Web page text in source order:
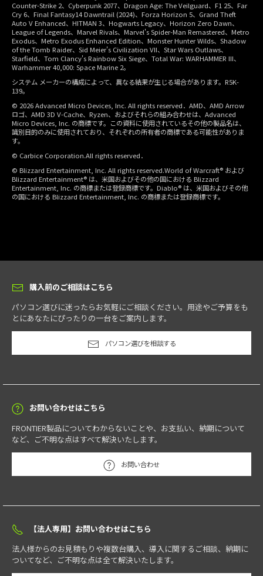
Counter-Strike 2、Cyberpunk 2077、Dragon Age: The Veilguard、F1 25、Far
Cry 6、Final Fantasy14 Dawntrail (2024)、Forza Horizon 5、Grand Theft
Auto V Enhanced、HITMAN 3、Hogwarts Legacy、Horizon Zero Dawn、
League of Legends、Marvel Rivals、Marvel's Spider-Man Remastered、Metro
Exodus、Metro Exodus Enhanced Edition、Monster Hunter Wilds、Shadow
of the Tomb Raider、Sid Meier's Civilization VII、Star Wars Outlaws、
Starfield、Tom Clancy's Rainbow Six Siege、Total War: WARHAMMER III、
Warhammer 40,000: Space Marine 2。
システム メーカーの構成によって、異なる結果が生じる場合があります。R5K-
139。
© 2026 Advanced Micro Devices, Inc. All rights reserved．AMD、AMD Arrow
ロゴ、AMD 3D V-Cache、Ryzen、およびそれらの組み合わせは、Advanced
Micro Devices, Inc. の商標です。この資料に使用されているその他の製品名は、
識別目的のみに使用されており、それぞれの所有者の商標である可能性がありま
す。
© Carbice Corporation.All rights reserved．
© Blizzard Entertainment, Inc. All rights reserved.World of Warcraft® および
Blizzard Entertainment® は、米国およびその他の国における Blizzard
Entertainment, Inc. の商標または登録商標です。Diablo® は、米国およびその他
の国における Blizzard Entertainment, Inc. の商標または登録商標です。
購入前のご相談はこちら
パソコン選びに迷ったらお気軽にご相談ください。用途やご予算をも
とにあなたにぴったりの一台をご案内します。
パソコン選びを相談する
お問い合わせはこちら
FRONTIER製品についてわからないことや、お支払い、納期について
など、ご不明な点はすべて解決いたします。
お問い合わせ
【法人専用】お問い合わせはこちら
法人様からのお見積もりや複数台購入、導入に関するご相談、納期に
ついてなど、ご不明な点は全て解決いたします。